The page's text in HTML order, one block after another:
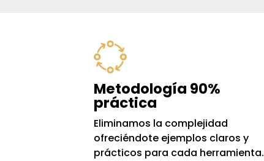
Metodología 90%
práctica
Eliminamos la complejidad
ofreciéndote ejemplos claros y
prácticos para cada herramienta.